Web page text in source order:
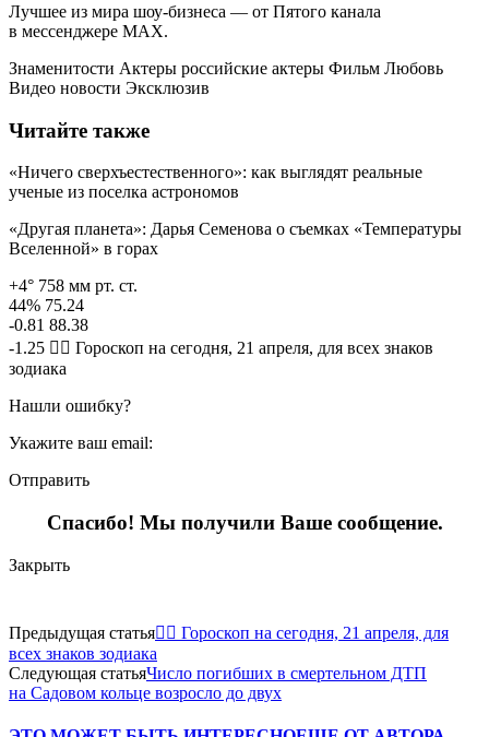
Лучшее из мира шоу-бизнеса — от Пятого канала
в мессенджере MAX.
Знаменитости Актеры российские актеры Фильм Любовь
Видео новости Эксклюзив
Читайте также
«Ничего сверхъестественного»: как выглядят реальные
ученые из поселка астрономов
«Другая планета»: Дарья Семенова о съемках «Температуры
Вселенной» в горах
+4° 758 мм рт. ст.
44% 75.24
-0.81 88.38
-1.25 🧙‍♀ Гороскоп на сегодня, 21 апреля, для всех знаков
зодиака
Нашли ошибку?
Укажите ваш email:
Отправить
Спасибо! Мы получили Ваше сообщение.
Закрыть
Предыдущая статья🧙‍♀ Гороскоп на сегодня, 21 апреля, для
всех знаков зодиака
Следующая статьяЧисло погибших в смертельном ДТП
на Садовом кольце возросло до двух